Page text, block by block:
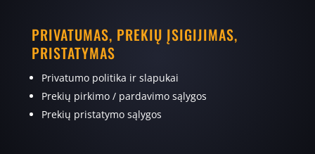
PRIVATUMAS, PREKIŲ ĮSIGIJIMAS,
PRISTATYMAS
Privatumo politika ir slapukai
Prekių pirkimo / pardavimo sąlygos
Prekių pristatymo sąlygos